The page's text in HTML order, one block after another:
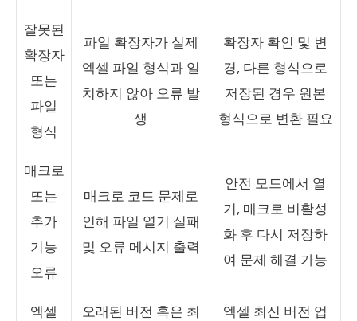
잘못된
확장자
또는
파일
형식
파일 확장자가 실제
엑셀 파일 형식과 일
치하지 않아 오류 발
생
확장자 확인 및 변
경, 다른 형식으로
저장된 경우 원본
형식으로 변환 필요
매크로
또는
추가
기능
오류
매크로 코드 문제로
인해 파일 열기 실패
및 오류 메시지 출력
안전 모드에서 열
기, 매크로 비활성
화 후 다시 저장하
여 문제 해결 가능
엑셀
오래된 버전 혹은 최
엑셀 최신 버전 업